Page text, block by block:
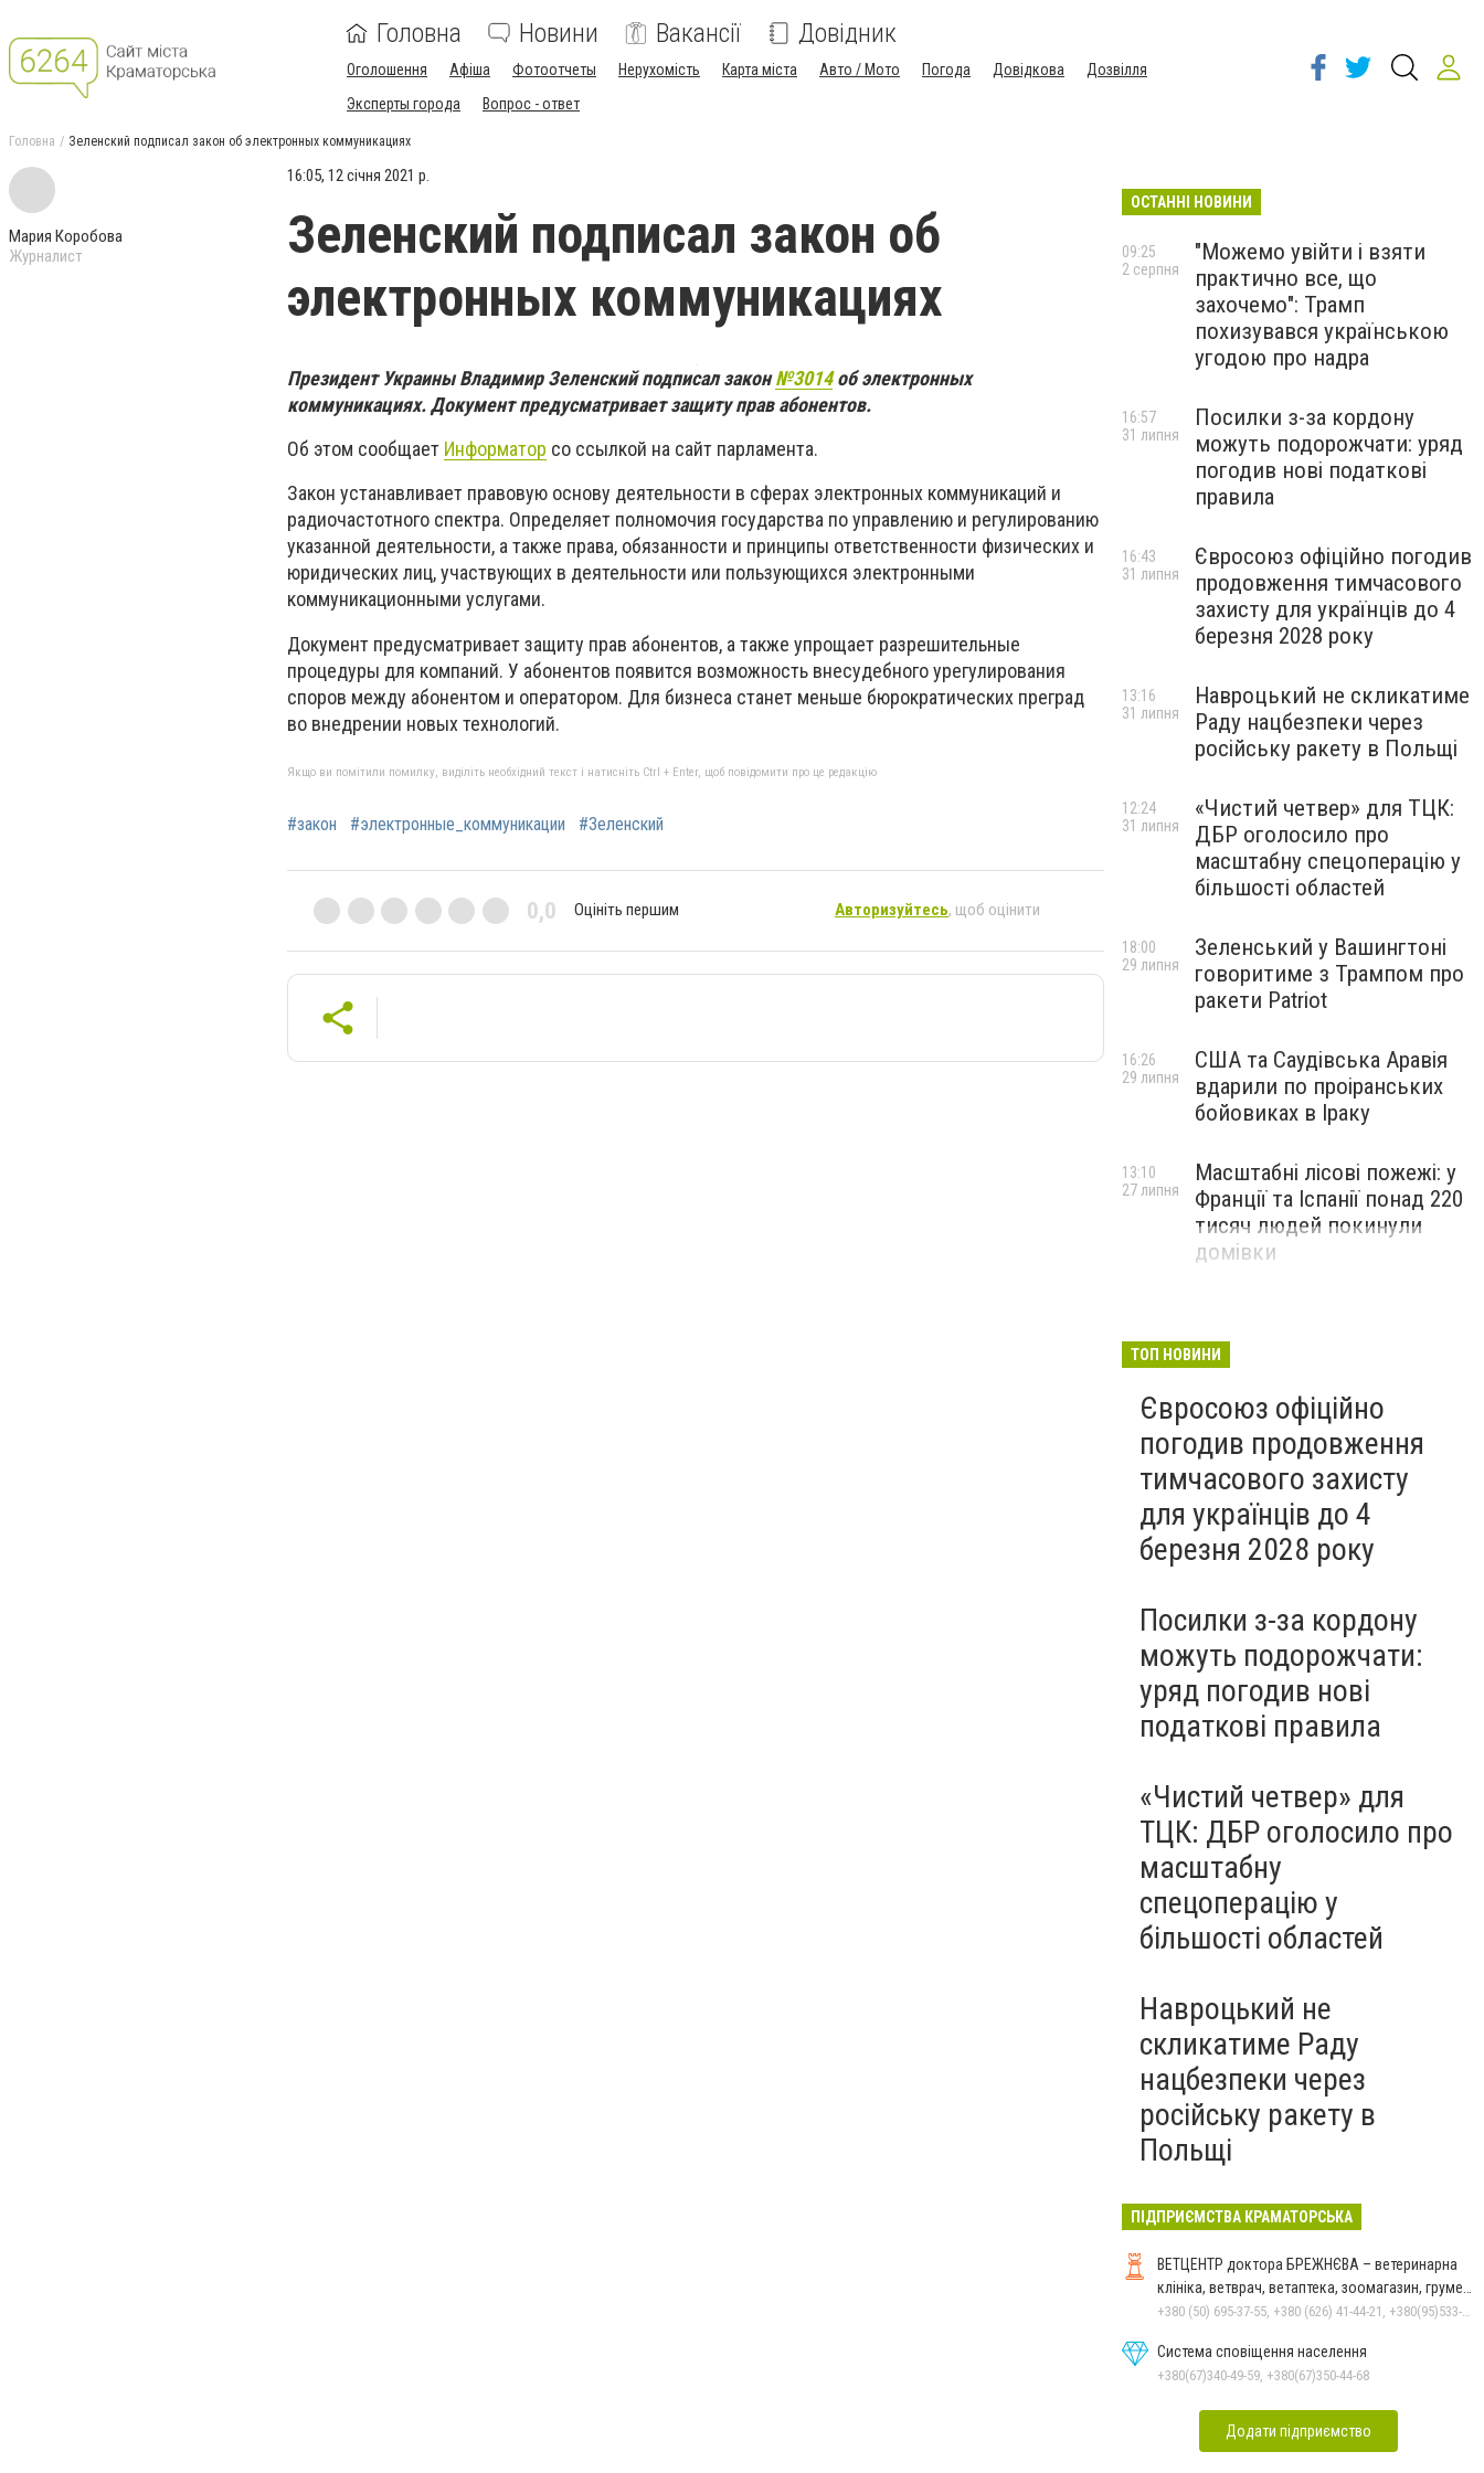
Головна Новини Вакансії Довідник
Оголошення Афіша Фотоотчеты Нерухомість Карта міста Авто / Мото Погода Довідкова
Дозвілля
Эксперты города
Вопрос - ответ
Головна Зеленский подписал закон об электронных коммуникациях
Мария Коробова
Журналист
16:05, 12 січня 2021 р.
Зеленский подписал закон об
электронных коммуникациях
Президент Украины Владимир Зеленский подписал закон№3014об электронных
коммуникациях. Документ предусматривает защиту прав абонентов.
Об этом сообщает Информатор со ссылкой на сайт парламента.
Закон устанавливает правовую основу деятельности в сферах электронных коммуникаций и
радиочастотного спектра. Определяет полномочия государства по управлению и регулированию
указанной деятельности, а также права, обязанности и принципы ответственности физических и
юридических лиц, участвующих в деятельности или пользующихся электронными
коммуникационными услугами.
Документ предусматриваетзащиту прав абонентов, а также упрощает разрешительные
процедуры для компаний. У абонентов появится возможность внесудебного урегулирования
споров между абонентом и оператором. Для бизнеса станет меньше бюрократических преград
во внедрении новых технологий.
Якщо ви помітили помилку, виділіть необхідний текст і натисніть Ctrl + Enter, щоб повідомити про це редакцію
#закон #электронные_коммуникации #Зеленский
0,0 Оцініть першим Авторизуйтесь, щоб оцінити
ОСТАННІ НОВИНИ
"Можемо увійти і взяти
практично все, що
захочемо": Трамп
похизувався українською
угодою про надра
09:25
2 серпня
Посилки з-за кордону
можуть подорожчати: уряд
погодив нові податкові
правила
16:57
31 липня
Євросоюз офіційно погодив
продовження тимчасового
захисту для українців до 4
березня 2028 року
16:43
31 липня
Навроцький не скликатиме
Раду нацбезпеки через
російську ракету в Польщі
13:16
31 липня
«Чистий четвер» для ТЦК:
ДБР оголосило про
масштабну спецоперацію у
більшості областей
12:24
31 липня
Зеленський у Вашингтоні
говоритиме з Трампом про
ракети Patriot
18:00
29 липня
США та Саудівська Аравія
вдарили по проіранських
бойовиках в Іраку
16:26
29 липня
Масштабні лісові пожежі: у
Франції та Іспанії понад 220
тисяч людей покинули
домівки
13:10
27 липня
ТОП НОВИНИ
Євросоюз офіційно
погодив продовження
тимчасового захисту
для українців до 4
березня 2028 року
Посилки з-за кордону
можуть подорожчати:
уряд погодив нові
податкові правила
«Чистий четвер» для
ТЦК: ДБР оголосило про
масштабну
спецоперацію у
більшості областей
Навроцький не
скликатиме Раду
нацбезпеки через
російську ракету в
Польщі
ПІДПРИЄМСТВА КРАМАТОРСЬКА
ВЕТЦЕНТР доктора БРЕЖНЄВА – ветеринарна
клініка, ветврач, ветаптека, зоомагазин, грумер,
стрижки.
+380 (50) 695-37-55, +380 (626) 41-44-21, +380(95)533-90-03
Система сповіщення населення
+380(67)340-49-59, +380(67)350-44-68
Додати підприємство